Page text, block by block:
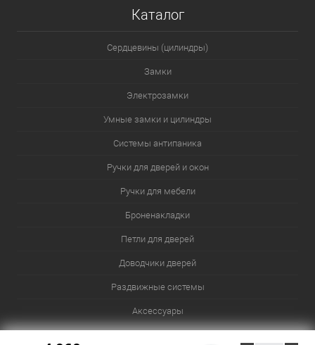
Каталог
Сердцевины (цилиндры)
Замки
Электрозамки
Умные замки и цилиндры
Системы антипаника
Ручки для дверей и окон
Ручки для мебели
Броненакладки
Петли для дверей
Доводчики дверей
Раздвижные системы
Аксессуары